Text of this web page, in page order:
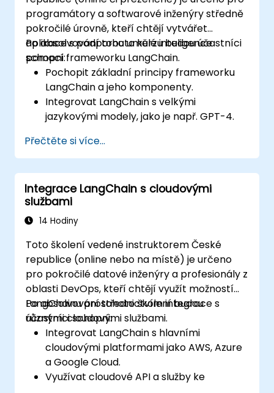
webové aplikace.
programátory a softwarové inženýry středně
pokročilé úrovně, kteří chtějí vytvářet
aplikace s podporou umělé inteligence
pomocí frameworku LangChain.
Po absolvování tohoto kurzu budou účastníci
schopni:
Pochopit základní principy frameworku
LangChain a jeho komponenty.
Integrovat LangChain s velkými
jazykovými modely, jako je např. GPT-4.
umělou inteligenci na základě LangChain.
Řešit běžné problémy, které se mohou
vyskytnout při práci s aplikacemi
postavenými na LangChain.
Přečtěte si více...
Integrace LangChain s cloudovými
službami
14 Hodiny
Toto školení vedené instruktorem České
republice (online nebo na místě) je určeno
pro pokročilé datové inženýry a profesionály z
oblasti DevOps, kteří chtějí využít možností
LangChainu prostřednictvím integrace s
různými cloudovými službami.
Po absolvování tohoto školení budou
účastníci schopni:
Integrovat LangChain s hlavními
cloudovými platformami jako AWS, Azure
a Google Cloud.
Využívat cloudové API a služby ke